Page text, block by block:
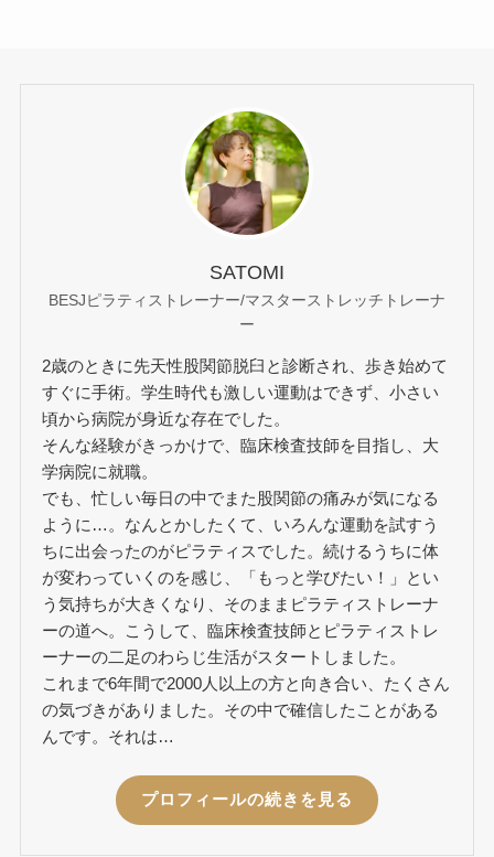
SATOMI
BESJピラティストレーナー/マスターストレッチトレーナ
ー
2歳のときに先天性股関節脱臼と診断され、歩き始めて
すぐに手術。学生時代も激しい運動はできず、小さい
頃から病院が身近な存在でした。
そんな経験がきっかけで、臨床検査技師を目指し、大
学病院に就職。
でも、忙しい毎日の中でまた股関節の痛みが気になる
ように…。なんとかしたくて、いろんな運動を試すう
ちに出会ったのがピラティスでした。続けるうちに体
が変わっていくのを感じ、「もっと学びたい！」とい
う気持ちが大きくなり、そのままピラティストレーナ
ーの道へ。こうして、臨床検査技師とピラティストレ
ーナーの二足のわらじ生活がスタートしました。
これまで6年間で2000人以上の方と向き合い、たくさん
の気づきがありました。その中で確信したことがある
んです。それは…
プロフィールの続きを見る